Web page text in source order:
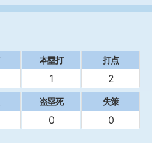
本塁打
1
打点
2
盗塁死
0
失策
0